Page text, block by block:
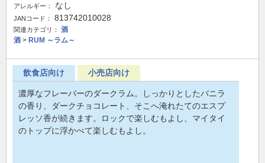
アレルギー： なし
JANコード： 813742010028
関連カテゴリ：
酒
酒 > RUM ～ラム～
飲食店向け 小売店向け
濃厚なフレーバーのダークラム。しっかりとしたバニラ
の香り、ダークチョコレート、そこへ淹れたてのエスプ
レッソ香が続きます。ロックで楽しむもよし、マイタイ
のトップに浮かべて楽しむもよし。